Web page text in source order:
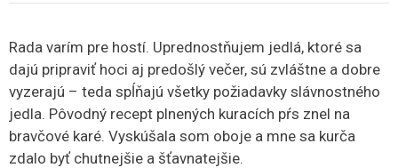
Rada varím pre hostí. Uprednostňujem jedlá, ktoré sa
dajú pripraviť hoci aj predošlý večer, sú zvláštne a dobre
vyzerajú – teda spĺňajú všetky požiadavky slávnostného
jedla. Pôvodný recept plnených kuracích pŕs znel na
bravčové karé. Vyskúšala som oboje a mne sa kurča
zdalo byť chutnejšie a šťavnatejšie.